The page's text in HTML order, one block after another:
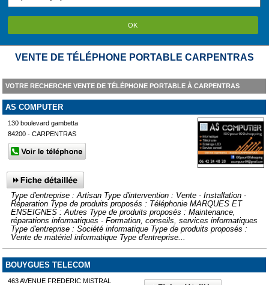
OK
VENTE DE TÉLÉPHONE PORTABLE CARPENTRAS
VOTRE RECHERCHE VENTE DE TÉLÉPHONE PORTABLE À CARPENTRAS
AS COMPUTER
130 boulevard gambetta
84200 - CARPENTRAS
Type d'entreprise : Artisan Type d'intervention : Vente - Installation -
Réparation Type de produits proposés : Téléphonie MARQUES ET
ENSEIGNES : Autres Type de produits proposés : Maintenance,
réparations informatiques - Formation, conseils, services informatiques
Type d'entreprise : Société informatique Type de produits proposés :
Vente de matériel informatique Type d'entreprise...
BOUYGUES TELECOM
463 AVENUE FREDERIC MISTRAL